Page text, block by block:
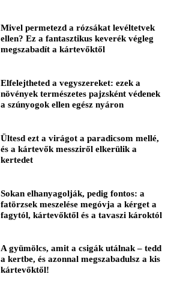
Mivel permetezd a rózsákat levéltetvek
ellen? Ez a fantasztikus keverék végleg
megszabadít a kártevőktől
Elfelejtheted a vegyszereket: ezek a
növények természetes pajzsként védenek
a szúnyogok ellen egész nyáron
Ültesd ezt a virágot a paradicsom mellé,
és a kártevők messziről elkerülik a
kertedet
Sokan elhanyagolják, pedig fontos: a
fatörzsek meszelése megóvja a kérget a
fagytól, kártevőktől és a tavaszi károktól
A gyümölcs, amit a csigák utálnak – tedd
a kertbe, és azonnal megszabadulsz a kis
kártevőktől!